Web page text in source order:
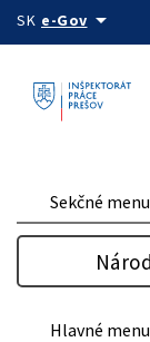
Preskočiť na obsah
SK e-Govarrow_drop_down
Sekčné menu
Hlavné menu